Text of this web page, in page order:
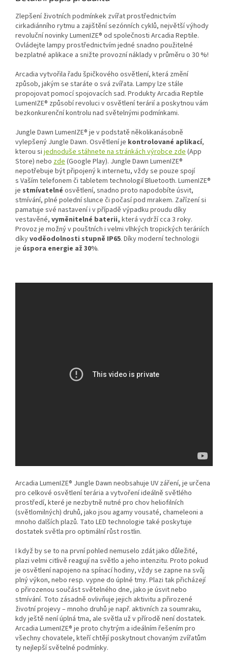
Zlepšení životních podmínkek zvířat prostřednictvím
cirkadiánního rytmu a zajištění sezónních cyklů, největší výhody
revoluční novinky LumenIZE® od společnosti Arcadia Reptile.
Ovládejte lampy prostřednictvím jedné snadno použitelné
bezplatné aplikace a snižte provozní náklady v průměru o 30 %!
Arcadia vytvořila řadu špičkového osvětlení, která změní
způsob, jakým se staráte o svá zvířata. Lampy lze stále
propojovat pomocí spojovacích sad. Produkty Arcadia Reptile
LumenIZE® způsobí revoluci v osvětlení terárií a poskytnou vám
bezkonkurenční kontrolu nad světelnými podmínkami.
Jungle Dawn LumenIZE® je v podstatě několikanásobně
vylepšený Jungle Dawn. Osvětlení je kontrolované aplikací,
kterou si jednoduše stáhnete na stránkách výrobcezde(App
Store) nebo zde(Google Play). Jungle Dawn LumenIZE®
nepotřebuje být připojený k internetu, vždy se pouze spojí
s Vaším telefonem či tabletem technologií Bluetooth. LumenIZE®
je stmívatelné osvětlení, snadno proto napodobíte úsvit,
stmívání, plné polední slunce či počasí pod mrakem. Zařízení si
pamatuje své nastavení i v případě výpadku proudu díky
vestavěné, vyměnitelné baterii, která vydrží cca 3 roky.
Provoz je možný v pouštních i velmi vlhkých tropických teráriích
díkyvoděodolnosti stupně IP65. Díky moderní technologii
je úspora energie až 30%.
Arcadia LumenIZE® Jungle Dawn neobsahuje UV záření, je určena
pro celkové osvětlení terária a vytvoření ideálně světlého
prostředí, které je nezbytně nutné pro chov heliofilních
(světlomilných) druhů, jako jsou agamy vousaté, chameleoni a
mnoho dalších plazů. Tato LED technologie také poskytuje
dostatek světla pro optimální růst rostlin.
I když by se to na první pohled nemuselo zdát jako důležité,
plazi velmi citlivě reagují na světlo a jeho intenzitu. Proto pokud
je osvětlení napojeno na spínací hodiny, vždy se zapne na svůj
plný výkon, nebo resp. vypne do úplné tmy. Plazi tak přicházejí
o přirozenou součást světelného dne, jako je úsvit nebo
stmívání. Toto zásadně ovlivňuje jejich aktivitu a přirozené
životní projevy – mnoho druhů je např. aktivních za soumraku,
kdy ještě není úplná tma, ale světla už v přírodě není dostatek.
Arcadia LumenIZE® je proto chytrým a ideálním řešením pro
všechny chovatele, kteří chtějí poskytnout chovaným zvířatům
ty nejlepší světelné podmínky.